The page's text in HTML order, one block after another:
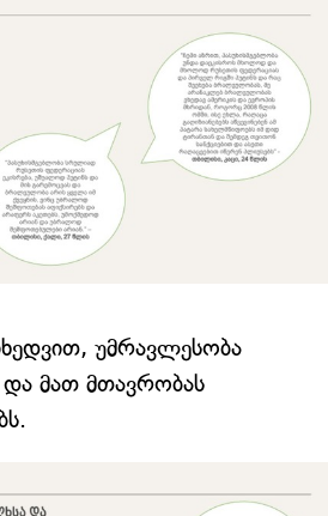
უმრავლესობა
მათ მთავრობას